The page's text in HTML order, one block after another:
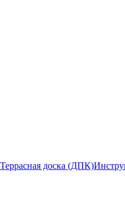
Террасная доска (ДПК)